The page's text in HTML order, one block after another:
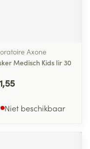
Axone
Medisch Kids Iir 30
Niet beschikbaar